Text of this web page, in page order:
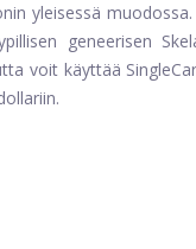
yleisessä
geneerisen
voit käyttää